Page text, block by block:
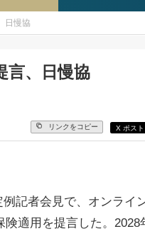
日慢協
言、日慢協
リンクをコピー X ポスト
記者会見で、オンライ
適用を提言した。2028